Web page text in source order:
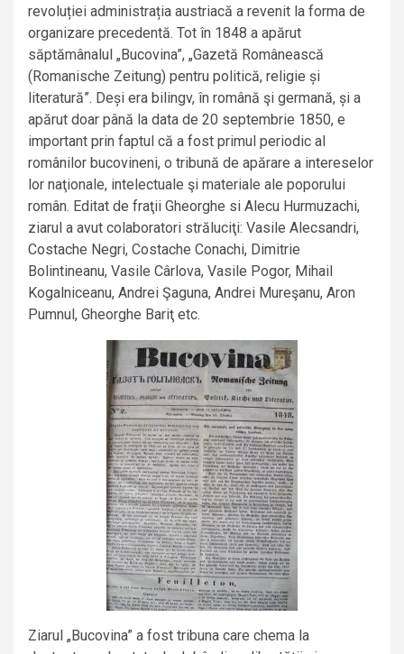
revoluției administrația austriacă a revenit la forma de
organizare precedentă. Tot în 1848 a apărut
săptămânalul „Bucovina”, „Gazetă Românească
(Romanische Zeitung) pentru politică, religie și
literatură”. Deși era bilingv, în română şi germană, și a
apărut doar până la data de 20 septembrie 1850, e
important prin faptul că a fost primul periodic al
românilor bucovineni, o tribună de apărare a intereselor
lor naţionale, intelectuale şi materiale ale poporului
român. Editat de fraţii Gheorghe si Alecu Hurmuzachi,
ziarul a avut colaboratori străluciţi: Vasile Alecsandri,
Costache Negri, Costache Conachi, Dimitrie
Bolintineanu, Vasile Cârlova, Vasile Pogor, Mihail
Kogalniceanu, Andrei Şaguna, Andrei Mureşanu, Aron
Pumnul, Gheorghe Bariţ etc.
Ziarul „Bucovina” a fost tribuna care chema la